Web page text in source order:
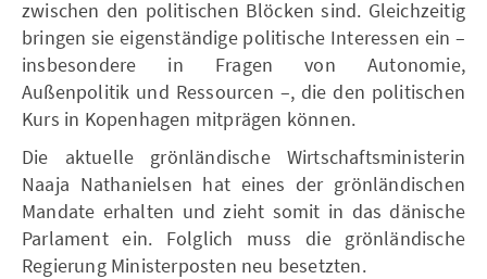
zwischen den politischen Blöcken sind. Gleichzeitig
bringen sie eigenständige politische Interessen ein –
insbesondere in Fragen von Autonomie,
Außenpolitik und Ressourcen –, die den politischen
Kurs in Kopenhagen mitprägen können.
Die aktuelle grönländische Wirtschaftsministerin
Naaja Nathanielsen hat eines der grönländischen
Mandate erhalten und zieht somit in das dänische
Parlament ein. Folglich muss die grönländische
Regierung Ministerposten neu besetzten.